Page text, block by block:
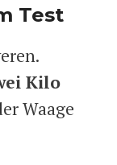
Test
Kilo
Waage